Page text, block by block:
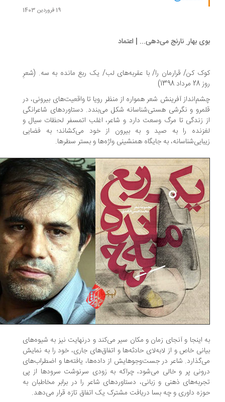
بهار ِ نارنج می‌دهی... | اعتماد
کن/ قرارمان را/ با عقربه‌های لب/ یک ربع مانده به سه. (شعرِ
آفرینش شعر همواره از منظر رویا تا واقعیت‌های بیرونی، در
و نگرشی هستی‌شناسانه شکل می‌بندد. دستاوردهای شاعرانگی
زندگی تا مرگ وسعت دارد و شاعر، اغلب اتمسفر لحظات سیال و
را به صید و به بیرون از خود می‌کشاند؛ به فضایی
به جایگاه همنشینی واژه‌ها و بستر سطرها.
اینجا و آنجای زمان و مکان سیر می‌کند و در‌نهایت نیز به شیوه‌های
خاص و از لابه‌لای حادثه‌ها و اتفاق‌های جاری، خود را به نمایش
شاعر در جست‌وجوهایش از داده‌ها، یافته‌ها و اضطراب‌های
پر و خالی می‌شود، چراکه به زودی سرنوشت سرودها از پی
ذهنی و زبانی، دستاوردهای شاعر را در برابر مخاطبان به
داوری و چه بسا دریافت مشترک یک اتفاق تازه قرار می‌دهد.